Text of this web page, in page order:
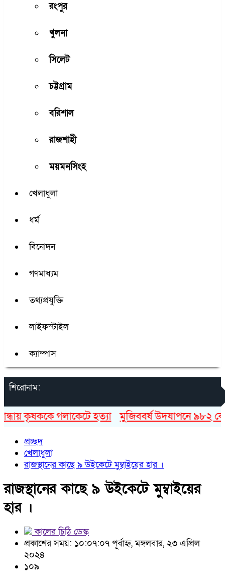
রংপুর
খুলনা
সিলেট
চট্টগ্রাম
বরিশাল
রাজশাহী
ময়মনসিংহ
খেলাধুলা
ধর্ম
বিনোদন
গণমাধ্যম
তথ্যপ্রযুক্তি
লাইফস্টাইল
ক্যাম্পাস
শিরোনাম:
কৃষককে গলাকেটে হত্যা মুজিববর্ষ উদযাপনে ৯৮২ কোটি
প্রচ্ছদ
খেলাধুলা
রাজস্থানের কাছে ৯ উইকেটে মুম্বাইয়ের হার ।
রাজস্থানের কাছে ৯ উইকেটে মুম্বাইয়ের
হার ।
কালের চিঠি ডেস্ক
প্রকাশের সময়: ১০:০৭:০৭ পূর্বাহ্ন, মঙ্গলবার, ২৩ এপ্রিল
২০২৪
১০৯